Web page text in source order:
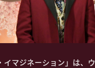
イマジネーション」は、